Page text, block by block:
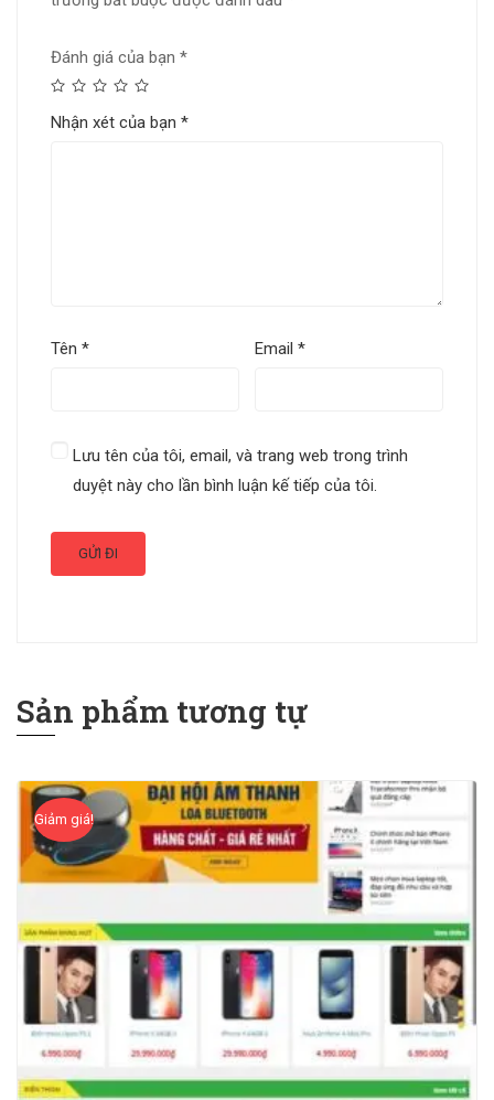
Đánh giá của bạn *
Nhận xét của bạn *
Tên * Email*
Lưu tên của tôi, email, và trang web trong trình
duyệt này cho lần bình luận kế tiếp của tôi.
Sản phẩm tương tự
Giảm giá!